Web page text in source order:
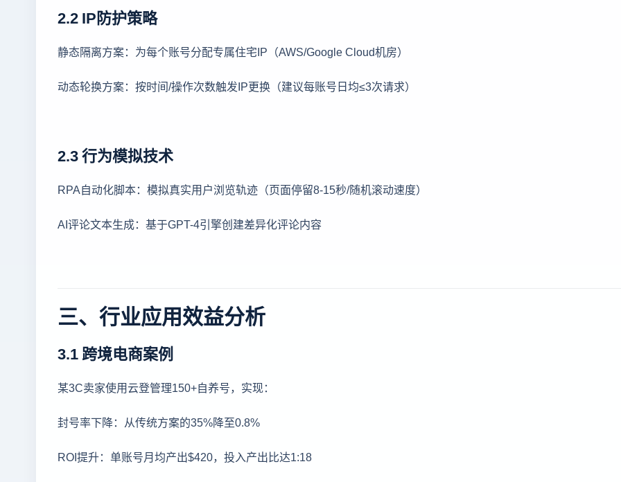
2.2 IP防护策略
静态隔离方案：为每个账号分配专属住宅IP（AWS/Google Cloud机房）
动态轮换方案：按时间/操作次数触发IP更换（建议每账号日均≤3次请求）
2.3 行为模拟技术
RPA自动化脚本：模拟真实用户浏览轨迹（页面停留8-15秒/随机滚动速度）
AI评论文本生成：基于GPT-4引擎创建差异化评论内容
三、行业应用效益分析
3.1 跨境电商案例
某3C卖家使用云登管理150+自养号，实现：
封号率下降：从传统方案的35%降至0.8%
ROI提升：单账号月均产出$420，投入产出比达1:18